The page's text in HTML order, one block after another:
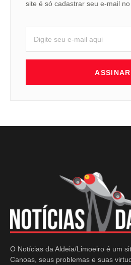
site é só cadastrar seu e-mail
ASSINAR
O Notícias da Aldeia/Limoeiro é um
Canoas, seus problemas e suas